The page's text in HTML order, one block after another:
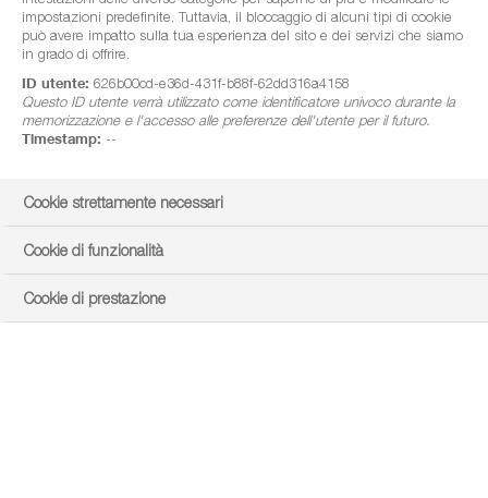
impostazioni predefinite. Tuttavia, il bloccaggio di alcuni tipi di cookie
può avere impatto sulla tua esperienza del sito e dei servizi che siamo
in grado di offrire.
ID utente: 626b00cd-e36d-431f-b88f-62dd316a4158
Questo ID utente verrà utilizzato come identificatore univoco durante la
memorizzazione e l'accesso alle preferenze dell'utente per il futuro.
Timestamp: --
Cookie strettamente necessari
Cookie di funzionalità
Cookie di prestazione